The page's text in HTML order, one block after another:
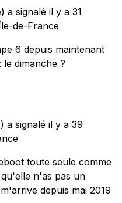
a signalé il y a 31
de-France
6 depuis maintenant
dimanche ?
a signalé il y a 39
toute seule comme
n'as pas un
depuis mai 2019